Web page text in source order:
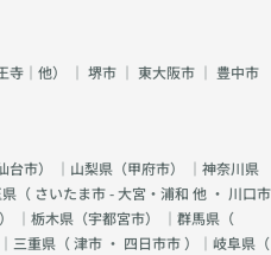
｜他） ｜ 堺市 ｜ 東大阪市 ｜ 豊中市
台市） ｜山梨県（甲府市） ｜神奈川県
（ さいたま市 - 大宮・浦和 他 ・ 川口市
） ｜栃木県（宇都宮市） ｜群馬県（
三重県（津市 ・ 四日市市）｜岐阜県（